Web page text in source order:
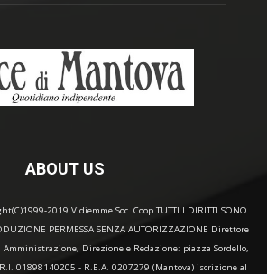
ABOUT US
2019 Vidiemme Soc. Coop TUTTI I DIRITTI SONO
PERMESSA SENZA AUTORIZZAZIONE Direttore
Amministrazione, Direzione e Redazione: piazza Sordello,
01898140205 - R.E.A. 0207279 (Mantova) iscrizione al